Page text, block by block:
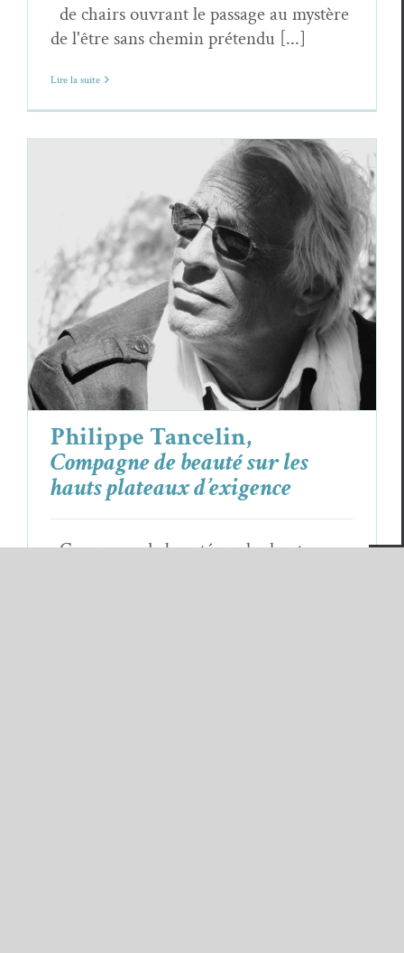
de chairs ouvrant le passage au mystère
de l'être sans chemin prétendu [...]
Lire la suite
Philippe Tancelin,Compagne de beauté
sur les hauts plateaux d’exigence
Philippe Tancelin Poèmes
Philippe Tancelin,
Compagne de beauté sur les
hauts plateaux d’exigence
Compagne de beauté sur les hauts